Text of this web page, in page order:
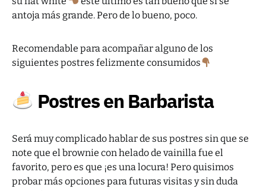
antoja más grande. Pero de lo bueno, poco.
Recomendable para acompañar alguno de los
siguientes postres felizmente consumidos
Postres en Barbarista
Será muy complicado hablar de sus postres sin que se
note que el brownie con helado de vainilla fue el
favorito, pero es que ¡es una locura! Pero quisimos
probar más opciones para futuras visitas y sin duda